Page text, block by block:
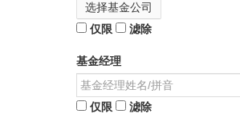
选择基金公司
仅限
滤除
基金经理
仅限
滤除